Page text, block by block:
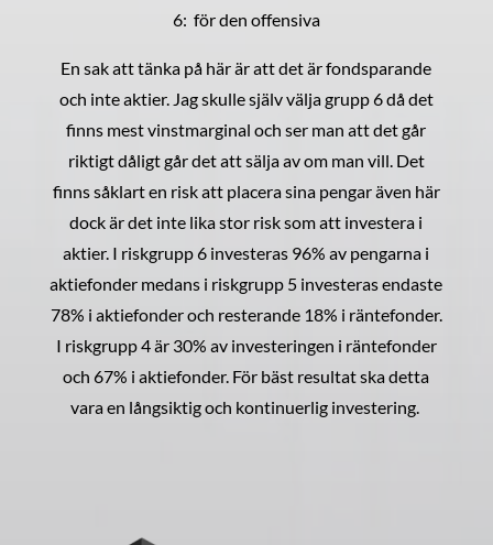
6: för den offensiva
En sak att tänka på här är att det är fondsparande
och inte aktier. Jag skulle själv välja grupp 6 då det
finns mest vinstmarginal och ser man att det går
riktigt dåligt går det att sälja av om man vill. Det
finns såklart en risk att placera sina pengar även här
dock är det inte lika stor risk som att investera i
aktier. I riskgrupp 6 investeras 96% av pengarna i
aktiefonder medans i riskgrupp 5 investeras endaste
78% i aktiefonder och resterande 18% i räntefonder.
I riskgrupp 4 är 30% av investeringen i räntefonder
och 67% i aktiefonder. För bäst resultat ska detta
vara en långsiktig och kontinuerlig investering.